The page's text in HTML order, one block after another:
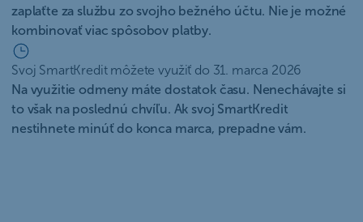
zaplaťte za službu zo svojho bežného účtu. Nie je možné
kombinovať viac spôsobov platby.
Svoj SmartKredit môžete využiť do 31. marca 2026
Na využitie odmeny máte dostatok času. Nenechávajte si
to však na poslednú chvíľu. Ak svoj SmartKredit
nestihnete minúť do konca marca, prepadne vám.